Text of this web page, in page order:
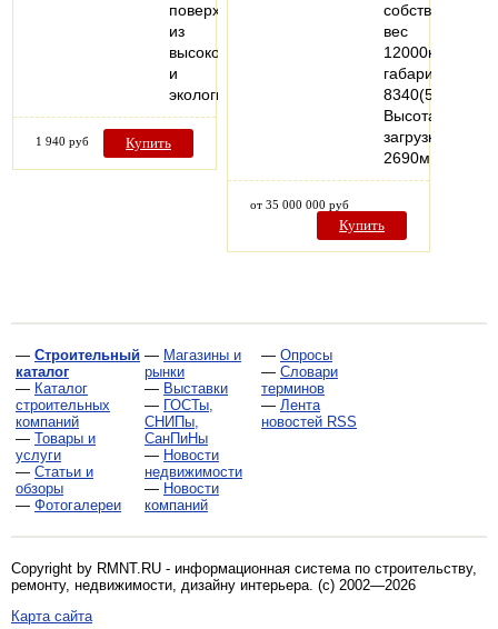
поверхностью,
из
высокопрочного
и
экологически…
1 940 руб Купить
собственный
вес
12000кг,
габариты
Высота
загрузки
2690мм.
от 35 000 000 руб
Купить
— Строительный
каталог
— Каталог
строительных
компаний
— Товары и
услуги
— Статьи и
обзоры
— Фотогалереи
— Магазины и
рынки
— Выставки
— ГОСТы,
СНИПы,
СанПиНы
— Новости
недвижимости
— Новости
компаний
— Опросы
— Словари
терминов
— Лента
новостей RSS
Copyright by RMNT.RU - информационная система по строительству,
ремонту, недвижимости, дизайну интерьера. (c) 2002—2026
Карта сайта